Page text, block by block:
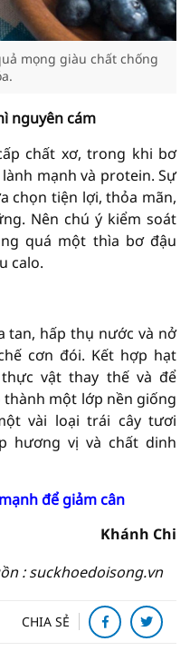
mọng giàu chất chống
nguyên cám
chất xơ, trong khi bơ
mạnh và protein. Sự
chọn tiện lợi, thỏa mãn,
Nên chú ý kiểm soát
quá một thìa bơ đậu
calo.
tan, hấp thụ nước và nở
cơn đói. Kết hợp hạt
vật thay thế và để
một lớp nền giống
vài loại trái cây tươi
hương vị và chất dinh
để giảm cân
Khánh Chi
: suckhoedoisong.vn
CHIA SẺ